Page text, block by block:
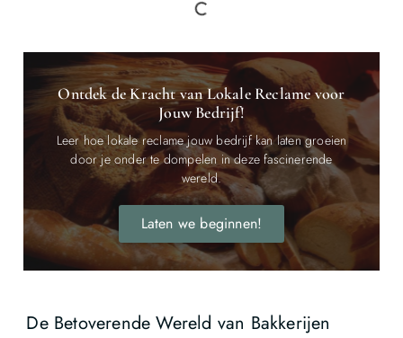
De Betoverende Wereld van Bakkerijen
Ontdek de Kracht van Lokale Reclame voor
Jouw Bedrijf!
Leer hoe lokale reclame jouw bedrijf kan laten groeien
door je onder te dompelen in deze fascinerende
wereld.
Laten we beginnen!